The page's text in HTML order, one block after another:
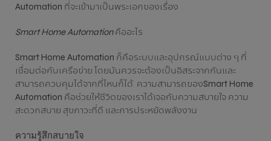
Automation ที่จะเข้ามาเป็นพระเอกของเรื่อง
Smart Home Automationคืออะไร
Smart Home Automation ก็คือระบบและอุปกรณ์แบบต่าง ๆ ที่
เชื่อมต่อกับเครือข่าย โดยมันควรจะต้องเป็นอิสระจากกันและ
สามารถควบคุมได้จากที่ไหนก็ได้ ความสามารถของSmart Home
Automation คือช่วยให้ชีวิตของเราได้เจอกับความสบายใจ ความ
สะดวกสบาย สุขภาวะที่ดี และการประหยัดพลังงาน
ความรู้สึกสบายใจ